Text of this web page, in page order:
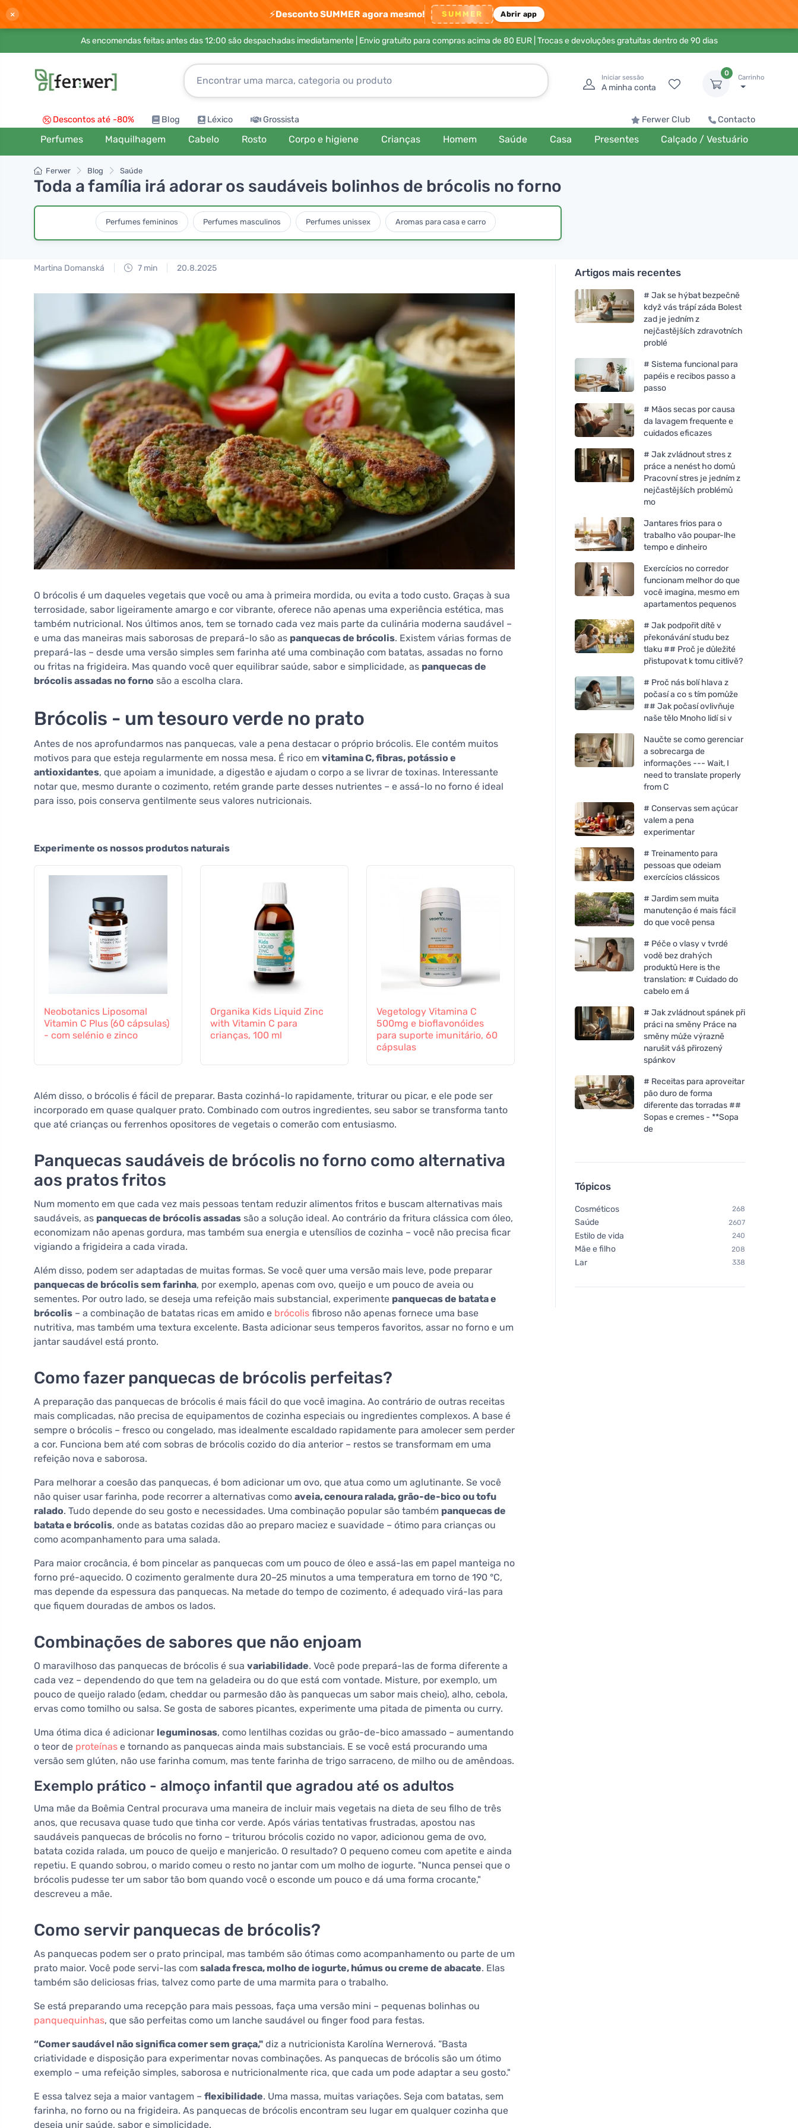
× ⚡Desconto SUMMER agora mesmo! SUMMER Abrir app
As encomendas feitas antes das 12:00 são despachadas imediatamente | Envio gratuito para compras acima de 80 EUR| Trocas e devoluções gratuitas dentro de 90 dias
Iniciar sessão
A minha conta
0
Carrinho
Descontos até -80% Blog Léxico Grossista Ferwer Club Contacto
Perfumes Maquilhagem Cabelo Rosto Corpo e higiene Crianças Homem Saúde Casa Presentes Calçado / Vestuário
Ferwer Blog Saúde
Toda a família irá adorar os saudáveis bolinhos de brócolis no forno
Perfumes femininos Perfumes masculinos Perfumes unissex Aromas para casa e carro
Martina Domanská 7 min 20.8.2025
O brócolis é um daqueles vegetais que você ou ama à primeira mordida, ou evita a todo custo. Graças à sua
terrosidade, sabor ligeiramente amargo e cor vibrante, oferece não apenas uma experiência estética, mas
também nutricional. Nos últimos anos, tem se tornado cada vez mais parte da culinária moderna saudável –
e uma das maneiras mais saborosas de prepará-lo são as panquecas de brócolis. Existem várias formas de
prepará-las – desde uma versão simples sem farinha até uma combinação com batatas, assadas no forno
ou fritas na frigideira. Mas quando você quer equilibrar saúde, sabor e simplicidade, as panquecas de
brócolis assadas no forno são a escolha clara.
Brócolis - um tesouro verde no prato
Antes de nos aprofundarmos nas panquecas, vale a pena destacar o próprio brócolis. Ele contém muitos
motivos para que esteja regularmente em nossa mesa. É rico em vitamina C, fibras, potássio e
antioxidantes, que apoiam a imunidade, a digestão e ajudam o corpo a se livrar de toxinas. Interessante
notar que, mesmo durante o cozimento, retém grande parte desses nutrientes – e assá-lo no forno é ideal
para isso, pois conserva gentilmente seus valores nutricionais.
Experimente os nossos produtos naturais
Neobotanics Liposomal
Vitamin C Plus (60 cápsulas)
- com selénio e zinco
Organika Kids Liquid Zinc
with Vitamin C para
crianças, 100 ml
Vegetology Vitamina C
500mg e bioflavonóides
para suporte imunitário, 60
cápsulas
Neobotanics Lipo C com
espinheiro-marinho (60
cápsulas) - forma altamente
Vegetology Opti3
EPA & DHA com
vitamina D 60
Além disso, o brócolis é fácil de preparar. Basta cozinhá-lo rapidamente, triturar ou picar, e ele pode ser
incorporado em quase qualquer prato. Combinado com outros ingredientes, seu sabor se transforma tanto
que até crianças ou ferrenhos opositores de vegetais o comerão com entusiasmo.
Panquecas saudáveis de brócolis no forno como alternativa
aos pratos fritos
Num momento em que cada vez mais pessoas tentam reduzir alimentos fritos e buscam alternativas mais
saudáveis, as panquecas de brócolis assadas são a solução ideal. Ao contrário da fritura clássica com óleo,
economizam não apenas gordura, mas também sua energia e utensílios de cozinha – você não precisa ficar
vigiando a frigideira a cada virada.
Além disso, podem ser adaptadas de muitas formas. Se você quer uma versão mais leve, pode preparar
panquecas de brócolis sem farinha, por exemplo, apenas com ovo, queijo e um pouco de aveia ou
sementes. Por outro lado, se deseja uma refeição mais substancial, experimente panquecas de batata e
brócolis – a combinação de batatas ricas em amido e brócolis fibroso não apenas fornece uma base
nutritiva, mas também uma textura excelente. Basta adicionar seus temperos favoritos, assar no forno e um
jantar saudável está pronto.
Como fazer panquecas de brócolis perfeitas?
A preparação das panquecas de brócolis é mais fácil do que você imagina. Ao contrário de outras receitas
mais complicadas, não precisa de equipamentos de cozinha especiais ou ingredientes complexos. A base é
sempre o brócolis – fresco ou congelado, mas idealmente escaldado rapidamente para amolecer sem perder
a cor. Funciona bem até com sobras de brócolis cozido do dia anterior – restos se transformam em uma
refeição nova e saborosa.
Para melhorar a coesão das panquecas, é bom adicionar um ovo, que atua como um aglutinante. Se você
não quiser usar farinha, pode recorrer a alternativas como aveia, cenoura ralada, grão-de-bico ou tofu
ralado. Tudo depende do seu gosto e necessidades. Uma combinação popular são também panquecas de
batata e brócolis, onde as batatas cozidas dão ao preparo maciez e suavidade – ótimo para crianças ou
como acompanhamento para uma salada.
Para maior crocância, é bom pincelar as panquecas com um pouco de óleo e assá-las em papel manteiga no
forno pré-aquecido. O cozimento geralmente dura 20–25 minutos a uma temperatura em torno de 190 °C,
mas depende da espessura das panquecas. Na metade do tempo de cozimento, é adequado virá-las para
que fiquem douradas de ambos os lados.
Combinações de sabores que não enjoam
O maravilhoso das panquecas de brócolis é sua variabilidade. Você pode prepará-las de forma diferente a
cada vez – dependendo do que tem na geladeira ou do que está com vontade. Misture, por exemplo, um
pouco de queijo ralado (edam, cheddar ou parmesão dão às panquecas um sabor mais cheio), alho, cebola,
ervas como tomilho ou salsa. Se gosta de sabores picantes, experimente uma pitada de pimenta ou curry.
Uma ótima dica é adicionar leguminosas, como lentilhas cozidas ou grão-de-bico amassado – aumentando
o teor de proteínas e tornando as panquecas ainda mais substanciais. E se você está procurando uma
versão sem glúten, não use farinha comum, mas tente farinha de trigo sarraceno, de milho ou de amêndoas.
Exemplo prático - almoço infantil que agradou até os adultos
Uma mãe da Boêmia Central procurava uma maneira de incluir mais vegetais na dieta de seu filho de três
anos, que recusava quase tudo que tinha cor verde. Após várias tentativas frustradas, apostou nas
saudáveis panquecas de brócolis no forno – triturou brócolis cozido no vapor, adicionou gema de ovo,
batata cozida ralada, um pouco de queijo e manjericão. O resultado? O pequeno comeu com apetite e ainda
repetiu. E quando sobrou, o marido comeu o resto no jantar com um molho de iogurte. "Nunca pensei que o
brócolis pudesse ter um sabor tão bom quando você o esconde um pouco e dá uma forma crocante,"
descreveu a mãe.
Como servir panquecas de brócolis?
As panquecas podem ser o prato principal, mas também são ótimas como acompanhamento ou parte de um
prato maior. Você pode servi-las com salada fresca, molho de iogurte, húmus ou creme de abacate. Elas
também são deliciosas frias, talvez como parte de uma marmita para o trabalho.
Se está preparando uma recepção para mais pessoas, faça uma versão mini – pequenas bolinhas ou
panquequinhas, que são perfeitas como um lanche saudável ou finger food para festas.
“Comer saudável não significa comer sem graça," diz a nutricionista Karolína Wernerová. “Basta
criatividade e disposição para experimentar novas combinações. As panquecas de brócolis são um ótimo
exemplo – uma refeição simples, saborosa e nutricionalmente rica, que cada um pode adaptar a seu gosto."
E essa talvez seja a maior vantagem – flexibilidade. Uma massa, muitas variações. Seja com batatas, sem
farinha, no forno ou na frigideira. As panquecas de brócolis encontram seu lugar em qualquer cozinha que
deseja unir saúde, sabor e simplicidade.
Artigos mais recentes
# Jak se hýbat bezpečně
když vás trápí záda Bolest
zad je jedním z
nejčastějších zdravotních
problé
# Sistema funcional para
papéis e recibos passo a
passo
# Mãos secas por causa
da lavagem frequente e
cuidados eficazes
# Jak zvládnout stres z
práce a nenést ho domů
Pracovní stres je jedním z
nejčastějších problémů
mo
Jantares frios para o
trabalho vão poupar-lhe
tempo e dinheiro
Exercícios no corredor
funcionam melhor do que
você imagina, mesmo em
apartamentos pequenos
# Jak podpořit dítě v
překonávání studu bez
tlaku ## Proč je důležité
přistupovat k tomu citlivě?
# Proč nás bolí hlava z
počasí a co s tím pomůže
## Jak počasí ovlivňuje
naše tělo Mnoho lidí si v
Naučte se como gerenciar
a sobrecarga de
informações --- Wait, I
need to translate properly
from C
# Conservas sem açúcar
valem a pena
experimentar
# Treinamento para
pessoas que odeiam
exercícios clássicos
# Jardim sem muita
manutenção é mais fácil
do que você pensa
# Péče o vlasy v tvrdé
vodě bez drahých
produktů Here is the
translation: # Cuidado do
cabelo em á
# Jak zvládnout spánek při
práci na směny Práce na
směny může výrazně
narušit váš přirozený
spánkov
# Receitas para aproveitar
pão duro de forma
diferente das torradas ##
Sopas e cremes - **Sopa
de
Tópicos
Cosméticos 268
Saúde 2607
Estilo de vida 240
Mãe e filho 208
Lar 338